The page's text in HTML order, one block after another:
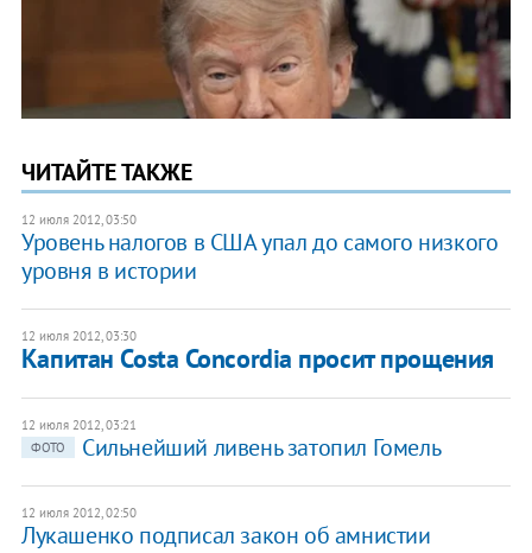
ЧИТАЙТЕ ТАКЖЕ
12 июля 2012, 03:50
Уровень налогов в США упал до самого низкого
уровня в истории
12 июля 2012, 03:30
Капитан Costa Concordia просит прощения
12 июля 2012, 03:21
ФОТО
Cильнейший ливень затопил Гомель
12 июля 2012, 02:50
Лукашенко подписал закон об амнистии